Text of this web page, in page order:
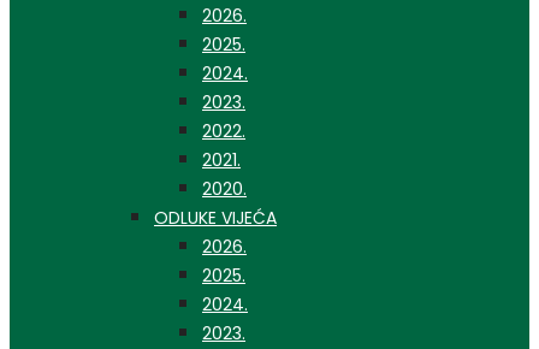
2026.
2025.
2024.
2023.
2022.
2021.
2020.
ODLUKE VIJEĆA
2026.
2025.
2024.
2023.